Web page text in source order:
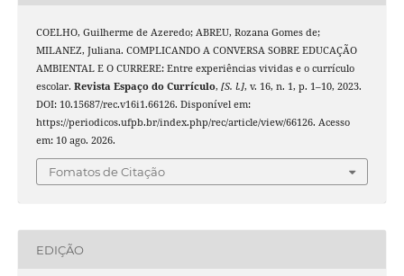
COELHO, Guilherme de Azeredo; ABREU, Rozana Gomes de;
MILANEZ, Juliana. COMPLICANDO A CONVERSA SOBRE EDUCAÇÃO
AMBIENTAL E O CURRERE: Entre experiências vividas e o currículo
escolar. Revista Espaço do Currículo, [S. l.], v. 16, n. 1, p. 1–10, 2023.
DOI: 10.15687/rec.v16i1.66126. Disponível em:
https://periodicos.ufpb.br/index.php/rec/article/view/66126. Acesso
em: 10 ago. 2026.
Fomatos de Citação
EDIÇÃO